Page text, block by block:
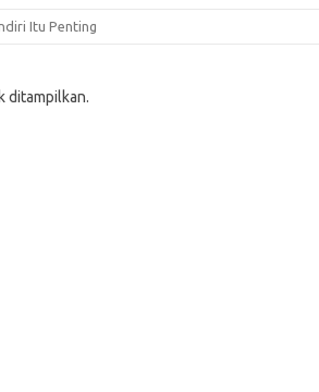
Itu Penting
ditampilkan.